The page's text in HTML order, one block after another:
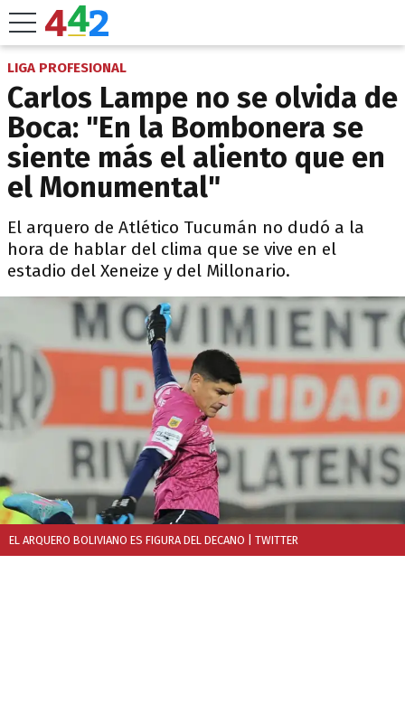
LIGA PROFESIONAL
Carlos Lampe no se olvida de
Boca: "En la Bombonera se
siente más el aliento que en
el Monumental"
El arquero de Atlético Tucumán no dudó a la
hora de hablar del clima que se vive en el
estadio del Xeneize y del Millonario.
EL ARQUERO BOLIVIANO ES FIGURA DEL DECANO | TWITTER